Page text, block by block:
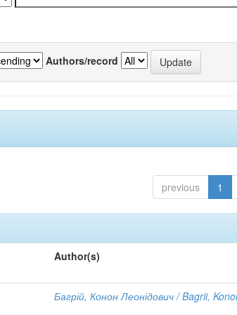
Authors/record
previous 1
Author(s)
Багрій, Конон Леонідович / Bagrii,